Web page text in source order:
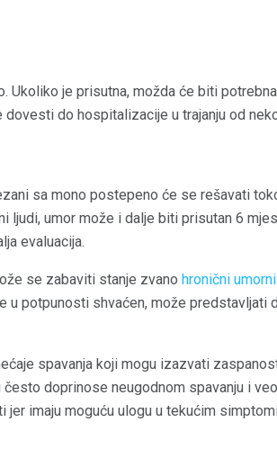
Ukoliko je prisutna, možda će biti
do hospitalizacije u trajanju od
sa mono postepeno će se rešavati
ljudi, umor može i dalje biti prisutan 6
evaluacija.
se zabaviti stanje zvano hronični
u potpunosti shvaćen, može predstavljati
spavanja koji mogu izazvati
često doprinose neugodnom spavanju i
imaju moguću ulogu u tekućim